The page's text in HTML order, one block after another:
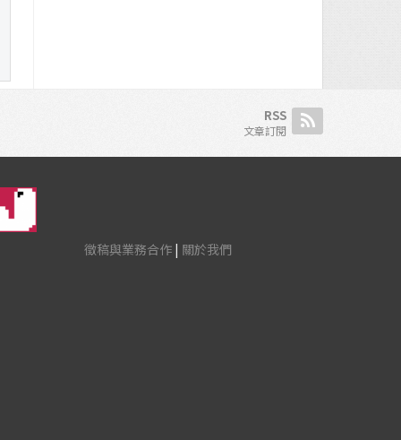
RSS
文章訂閱
徵稿與業務合作| 關於我們